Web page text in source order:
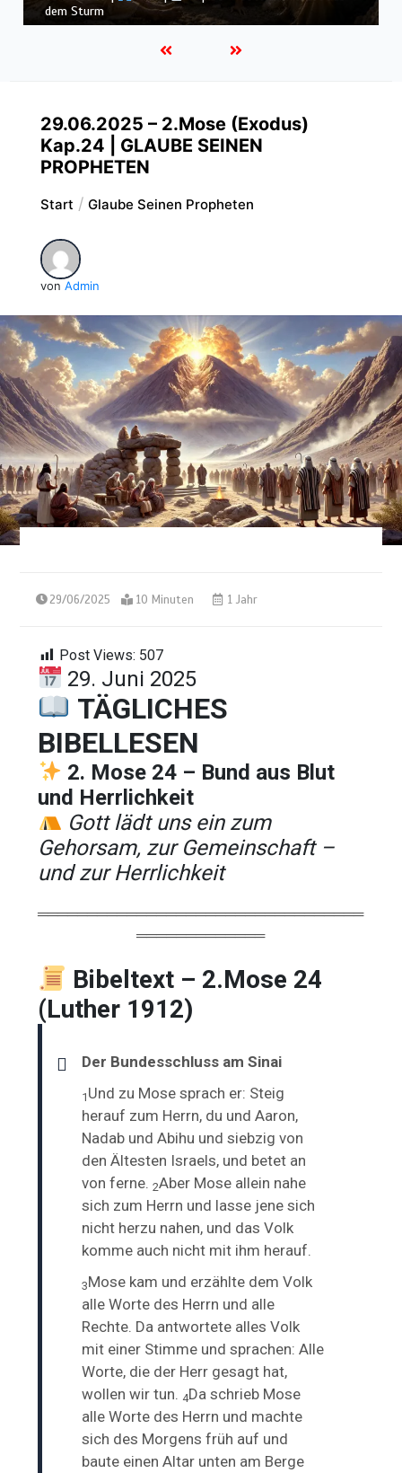
Könige |
Kap. 16 : Der Untergang des Hauses Ahab
29.06.2025 – 2.Mose (Exodus)
Kap.24 | GLAUBE SEINEN
PROPHETEN
Start Glaube Seinen Propheten
von Admin
29/06/2025 10 Minuten 1 Jahr
Post Views: 507
29. Juni 2025
TÄGLICHES
BIBELLESEN
2. Mose 24 – Bund aus Blut
und Herrlichkeit
Gott lädt uns ein zum
Gehorsam, zur Gemeinschaft –
und zur Herrlichkeit
═════════════════════════════════
═════════════
Bibeltext – 2.Mose 24
(Luther 1912)
Der Bundesschluss am Sinai
1 Und zu Mose sprach er: Steig
herauf zum Herrn, du und Aaron,
Nadab und Abihu undsiebzig von
den Ältesten Israels, und betet an
von ferne.2Aber Mose allein nahe
sich zum Herrn und lasse jene sich
nicht herzu nahen, und das Volk
komme auch nicht mit ihm herauf.
3Mose kam und erzählte dem Volk
alle Worte des Herrn und alle
Rechte. Da antwortete alles Volk
mit einer Stimme und sprachen: Alle
Worte, die der Herr gesagt hat,
wollen wir tun. 4Daschrieb Mose
alle Worte des Herrn und machte
sich des Morgens früh auf und
baute einen Altar unten am Berge